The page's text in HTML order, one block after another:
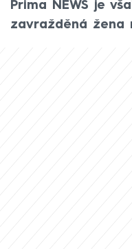
Prima NEWS je
zavražděná žena